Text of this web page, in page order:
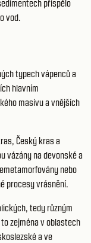
přispělo
vod.
typech vápenců a
hlavním
masivu a vnějších
Český kras a
vázány na devonské a
nebo
procesy vrásnění.
tedy různým
zejména v oblastech
a ve